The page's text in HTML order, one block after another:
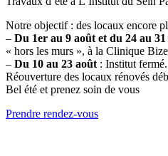
Notre objectif : des locaux encore
– Du 1er au 9 août et du 24 au
« hors les murs », à la Clinique
– Du 10 au 23 août : Institut
Réouverture des locaux rénovés
Bel été et prenez soin de vous
Prendre rendez-vous